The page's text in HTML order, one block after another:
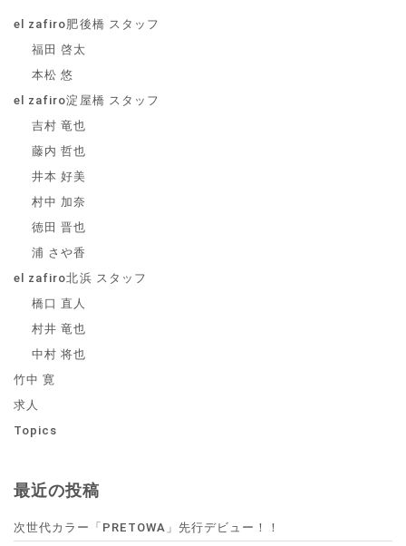
el zafiro肥後橋 スタッフ
福田 啓太
本松 悠
el zafiro淀屋橋 スタッフ
吉村 竜也
藤内 哲也
井本 好美
村中 加奈
徳田 晋也
浦 さや香
el zafiro北浜 スタッフ
橋口 直人
村井 竜也
中村 将也
竹中 寛
求人
Topics
最近の投稿
次世代カラー「PRETOWA」先行デビュー！！